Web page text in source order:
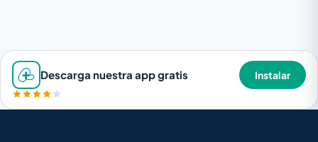
Descarga nuestra app gratis Instalar